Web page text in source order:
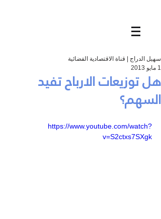
هل توزيعات الارباح تفيد
السهم؟
سهيل الدراج | قناة الاقتصادية الفضائية
1 مايو 2013
https://www.youtube.com/watch?
v=S2ctxs7SXgk